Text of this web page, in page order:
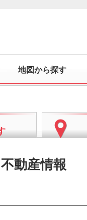
地図から探す
動産情報